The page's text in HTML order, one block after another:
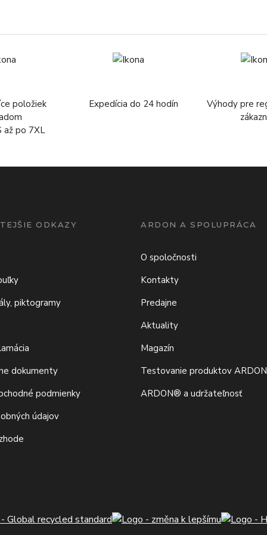
položiek
až po 7XL
Expedícia do 24 hodín
Výhody pre
ODKAZY
piktogramy
dokumenty
podmienky
údajov
ARDON A SPOLUPRÁCA
O spoločnosti
Kontakty
Predajne
Aktuality
Magazín
Testovanie produktov
ARDON® a udržateľnosť